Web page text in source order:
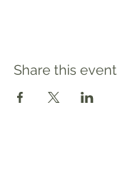
Share this event